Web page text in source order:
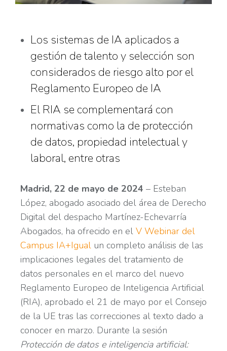
Los sistemas de IA aplicados a
gestión de talento y selección son
considerados de riesgo alto por el
Reglamento Europeo de IA
El RIA se complementará con
normativas como la de protección
de datos, propiedad intelectual y
laboral, entre otras
Madrid, 22 de mayo de 2024 – Esteban
López, abogado asociado del área de Derecho
Digital del despacho Martínez-Echevarría
Abogados, ha ofrecido en el V Webinar del
Campus IA+Igual un completo análisis de las
implicaciones legales del tratamiento de
datos personales en el marco del nuevo
Reglamento Europeo de Inteligencia Artificial
(RIA), aprobado el 21 de mayo por el Consejo
de la UE tras las correcciones al texto dado a
conocer en marzo. Durante la sesión
Protección de datos e inteligencia artificial: